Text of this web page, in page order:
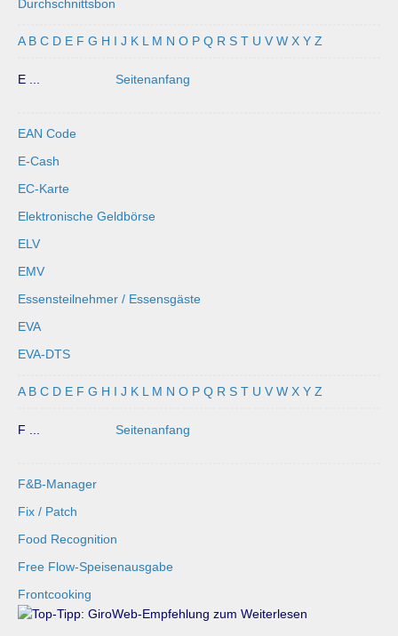
Durchschnittsbon
A B C D E F G H I J K L M N O P Q R S T U V W X Y Z
E ... Seitenanfang
EAN Code
E-Cash
EC-Karte
Elektronische Geldbörse
ELV
EMV
Essensteilnehmer / Essensgäste
EVA
EVA-DTS
A B C D E F G H I J K L M N O P Q R S T U V W X Y Z
F ... Seitenanfang
F&B-Manager
Fix / Patch
Food Recognition
Free Flow-Speisenausgabe
Frontcooking